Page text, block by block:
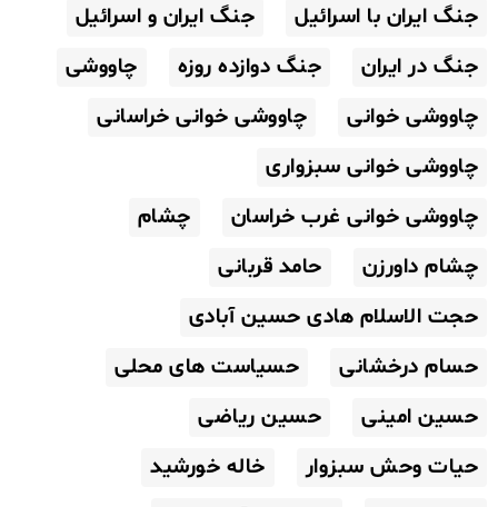
جنگ ایران با اسرائیل
جنگ ایران و اسرائیل
جنگ در ایران
جنگ دوازده روزه
چاووشی
چاووشی خوانی
چاووشی خوانی خراسانی
چاووشی خوانی سبزواری
چاووشی خوانی غرب خراسان
چشام
چشام داورزن
حامد قربانی
حجت الاسلام هادی حسین آبادی
حسام درخشانی
حسیاست های محلی
حسین امینی
حسین ریاضی
حیات وحش سبزوار
خاله خورشید